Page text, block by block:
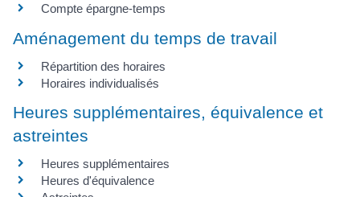
Compte épargne-temps
Aménagement du temps de travail
Répartition des horaires
Horaires individualisés
Heures supplémentaires, équivalence et
astreintes
Heures supplémentaires
Heures d'équivalence